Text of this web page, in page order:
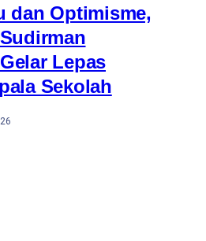
dan Optimisme,
Lepas
Sekolah